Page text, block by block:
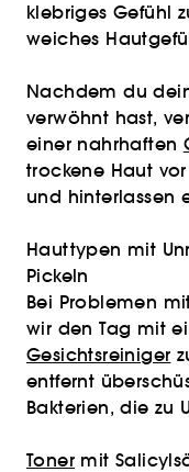
klebriges Gefühl
weiches
Nachdem du
verwöhnt hast,
einer nahrhaften
trockene Haut
und hinterlassen
Hauttypen mit
Pickeln
Bei Problemen
wir den Tag mit
Gesichtsreiniger
entfernt
Bakterien, die zu
Toner mit